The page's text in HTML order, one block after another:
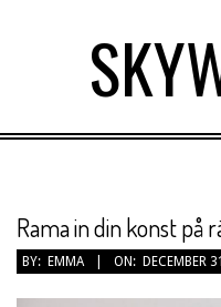
Primary
Menu
Rama in din konst på
BY: EMMA ON: DECEMBER